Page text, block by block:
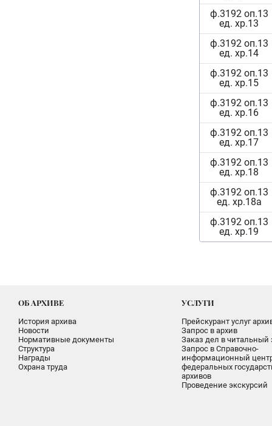
ф.3192 оп.13
ед. хр.13
ф.3192 оп.13
ед. хр.14
ф.3192 оп.13
ед. хр.15
ф.3192 оп.13
ед. хр.16
ф.3192 оп.13
ед. хр.17
ф.3192 оп.13
ед. хр.18
ф.3192 оп.13
ед. хр.18а
ф.3192 оп.13
ед. хр.19
ОБ АРХИВЕ
История архива
Новости
Нормативные документы
Структура
Награды
Охрана труда
УСЛУГИ
Прейскурант услуг
Запрос в архив
Заказ дел в читальный
Запрос в Справочно-
информационный
федеральных
архивов
Проведение экскурсий